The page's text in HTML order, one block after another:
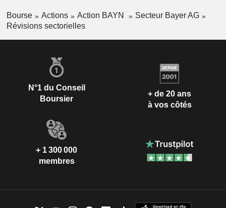
Bourse Actions Action BAYN
Secteur Bayer AG
Révisions sectorielles
N°1 du Conseil
Boursier
+ de 20 ans
à vos côtés
+ 1 300 000
membres